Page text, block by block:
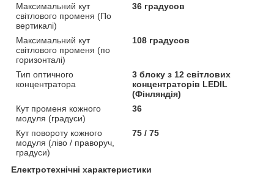
Максимальний кут
світлового променя (По
вертикалі)
36 градусов
Максимальний кут
світлового променя (по
горизонталі)
108 градусов
Тип оптичного
концентратора
3 блоку з 12 світлових
концентраторів LEDIL
(Фінляндія)
Кут променя кожного
модуля (градуси)
36
Кут повороту кожного
модуля (ліво / праворуч,
градуси)
75 / 75
Електротехнічні характеристики